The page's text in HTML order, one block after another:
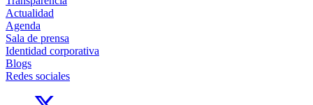
Actualidad
Agenda
Sala de prensa
Identidad corporativa
Blogs
Redes sociales